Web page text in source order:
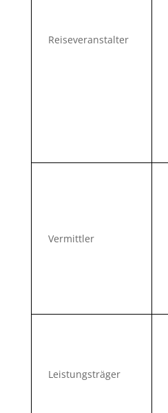
Reiseveranstalter
Vermittler
Leistungsträger